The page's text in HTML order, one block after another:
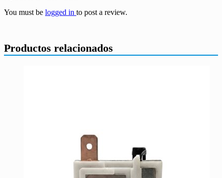
You must be logged in to post a review.
Productos relacionados